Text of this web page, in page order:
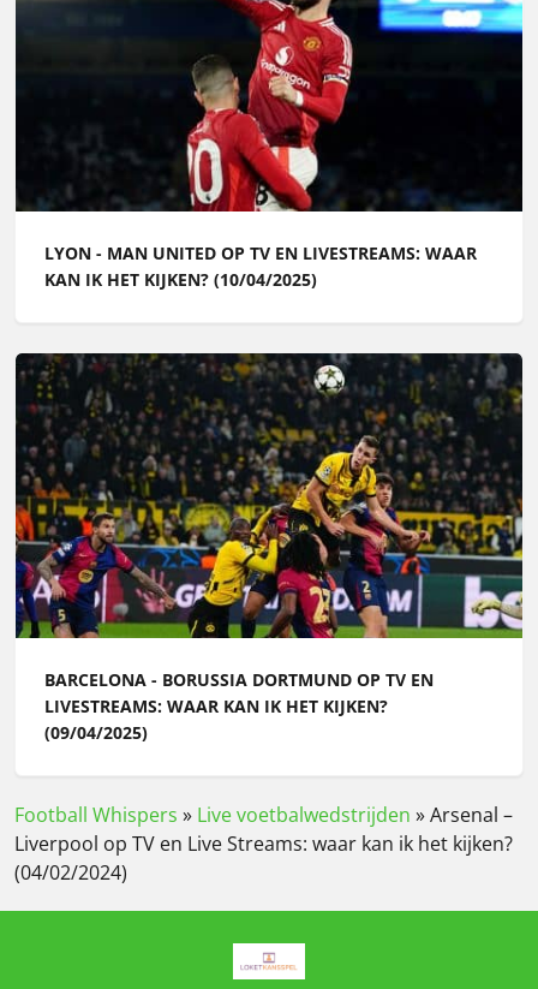
LYON - MAN UNITED OP TV EN LIVESTREAMS: WAAR
KAN IK HET KIJKEN? (10/04/2025)
BARCELONA - BORUSSIA DORTMUND OP TV EN
LIVESTREAMS: WAAR KAN IK HET KIJKEN?
(09/04/2025)
Football Whispers » Live voetbalwedstrijden »Arsenal –
Liverpool op TV en Live Streams: waar kan ik het kijken?
(04/02/2024)